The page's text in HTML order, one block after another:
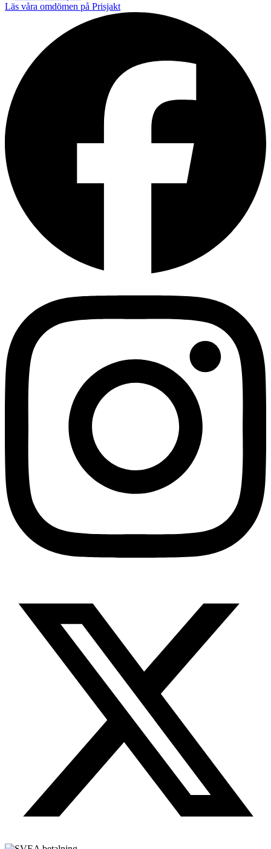
Läs våra omdömen på Prisjakt